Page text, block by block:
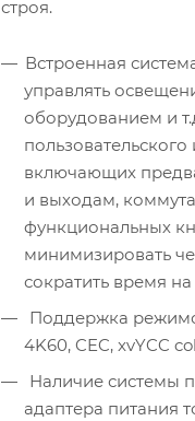
строя.
Встроенная
управлять
оборудованием и
включающих
и выходам,
функциональных
минимизировать
сократить время
Поддержка
4K60, CEC, xvYCC
Наличие системы
адаптера питания